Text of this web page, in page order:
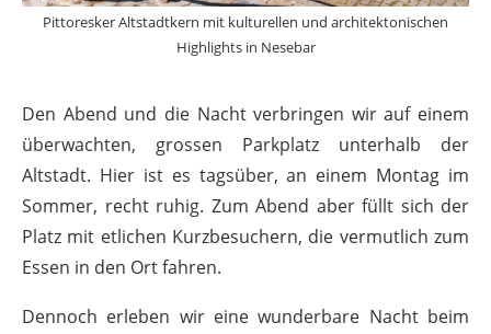
Pittoresker Altstadtkern mit kulturellen und architektonischen
Highlights in Nesebar
Den Abend und die Nacht verbringen wir auf einem
überwachten, grossen Parkplatz unterhalb der
Altstadt. Hier ist es tagsüber, an einem Montag im
Sommer, recht ruhig. Zum Abend aber füllt sich der
Platz mit etlichen Kurzbesuchern, die vermutlich zum
Essen in den Ort fahren.
Dennoch erleben wir eine wunderbare Nacht beim